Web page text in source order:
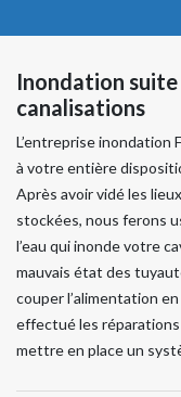
Inondation
canalisations
L’entreprise
à votre entière
Après avoir vidé les
stockées, nous ferons
l’eau qui inonde votre
mauvais état des
couper l’alimentation
effectué les
mettre en place un